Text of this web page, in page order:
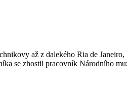
až z dalekého Ria de
se zhostil pracovník Národního